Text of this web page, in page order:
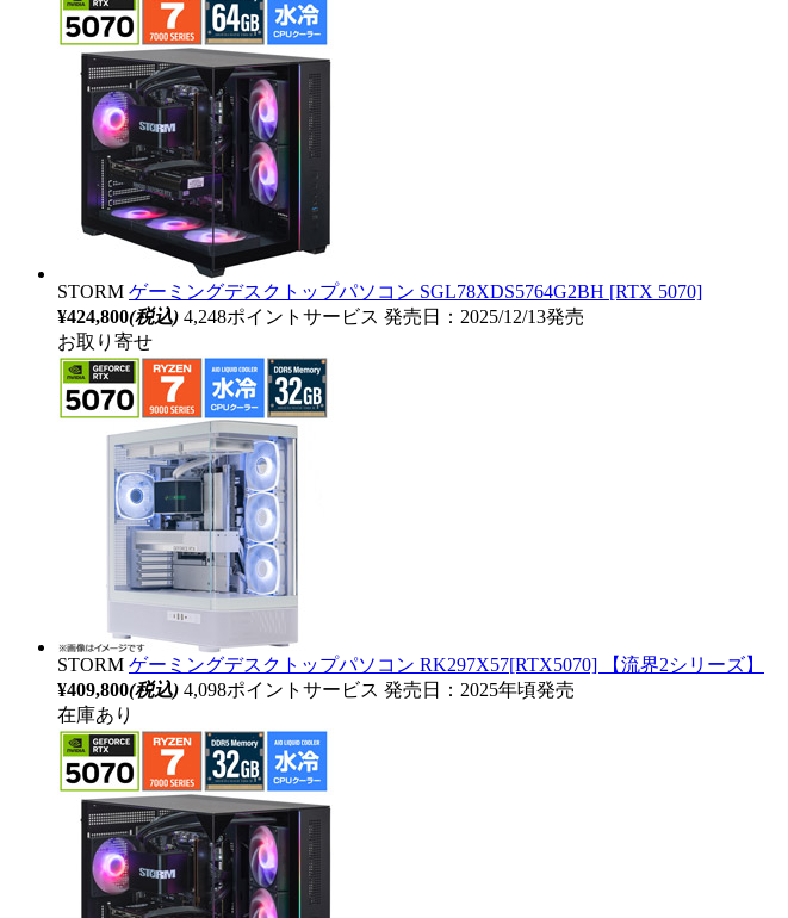
STORM ゲーミングデスクトップパソコン SGL78XDS5764G2BH [RTX 5070]
¥424,800(税込) 4,248ポイントサービス 発売日：2025/12/13発売
お取り寄せ
STORM ゲーミングデスクトップパソコン RK297X57[RTX5070] 【流界2シリーズ】
¥409,800(税込) 4,098ポイントサービス 発売日：2025年頃発売
在庫あり